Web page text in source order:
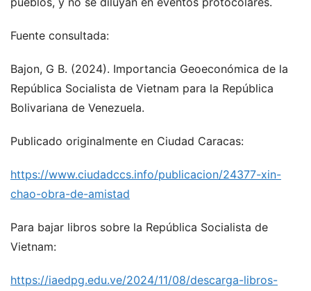
Fuente consultada:
Bajon, G B. (2024). Importancia Geoeconómica de la
República Socialista de Vietnam para la República
Bolivariana de Venezuela.
Publicado originalmente en Ciudad Caracas:
https://www.ciudadccs.info/publicacion/24377-xin-
chao-obra-de-amistad
Para bajar libros sobre la República Socialista de
Vietnam:
https://iaedpg.edu.ve/2024/11/08/descarga-libros-